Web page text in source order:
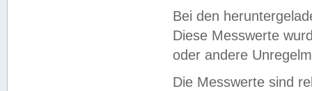
Bei den
Diese Messwerte
oder andere
Die Messwerte sind